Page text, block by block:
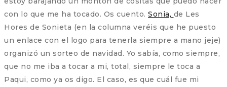
con lo que me ha tocado. Os cuento. Sonia, de Les
Hores de Sonieta (en la columna veréis que he puesto
un enlace con el logo para tenerla siempre a mano jeje)
organizó un sorteo de navidad. Yo sabía, como siempre,
que no me iba a tocar a mi, total, siempre le toca a
Paqui, como ya os digo. El caso, es que cuál fue mi